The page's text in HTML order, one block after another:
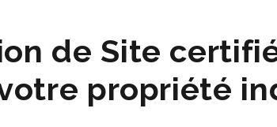
de Site
propriété